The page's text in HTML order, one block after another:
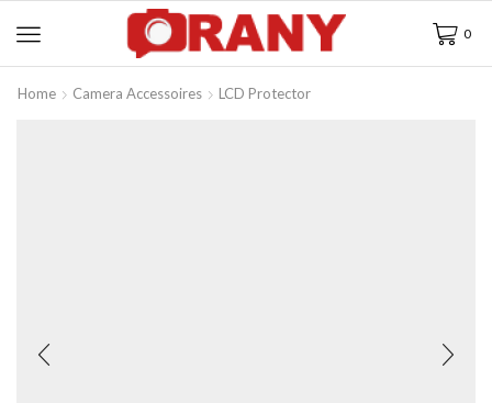
0
Home Camera Accessoires LCD Protector